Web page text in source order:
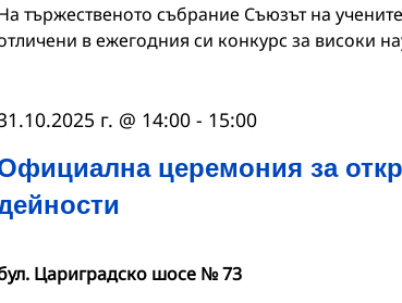
тържественото събрание Съюзът на
в ежегодния си конкурс за високи
церемония за
г. @ 14:00- 15:00
Цариградско шосе № 73